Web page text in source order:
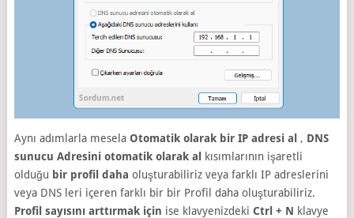
Aynı adımlarla mesela Otomatik olarak bir IP adresi al , DNS
sunucu Adresini otomatik olarak al
kısımlarının işaretli
olduğu bir profil daha oluşturabiliriz veya farklı IP adreslerini
veya DNS leri içeren farklı bir bir Profil daha oluşturabiliriz.
Profil sayısını arttırmak için ise klavyenizdeki Ctrl + N klavye